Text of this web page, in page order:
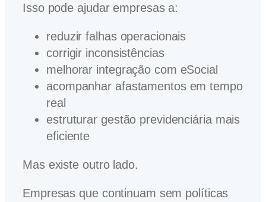
Isso pode ajudar empresas a:
reduzir falhas operacionais
corrigir inconsistências
melhorar integração com eSocial
acompanhar afastamentos em tempo
real
estruturar gestão previdenciária mais
eficiente
Mas existe outro lado.
Empresas que continuam sem políticas